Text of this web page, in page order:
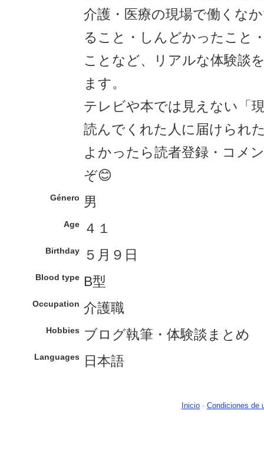
介護・医療の現場で働くな
ること・しんどかったこと
ことなど、リアルな体験談
ます。
テレビや本では見えない「
読んでくれた人に届けられ
よかったら読者登録・コメ
ぞ😊
Género 男
Age ４１
Birthday ５月９日
Blood type B型
Occupation 介護職
Hobbies ブログ執筆・体験談まとめ
Languages 日本語
Inicio - Condiciones de